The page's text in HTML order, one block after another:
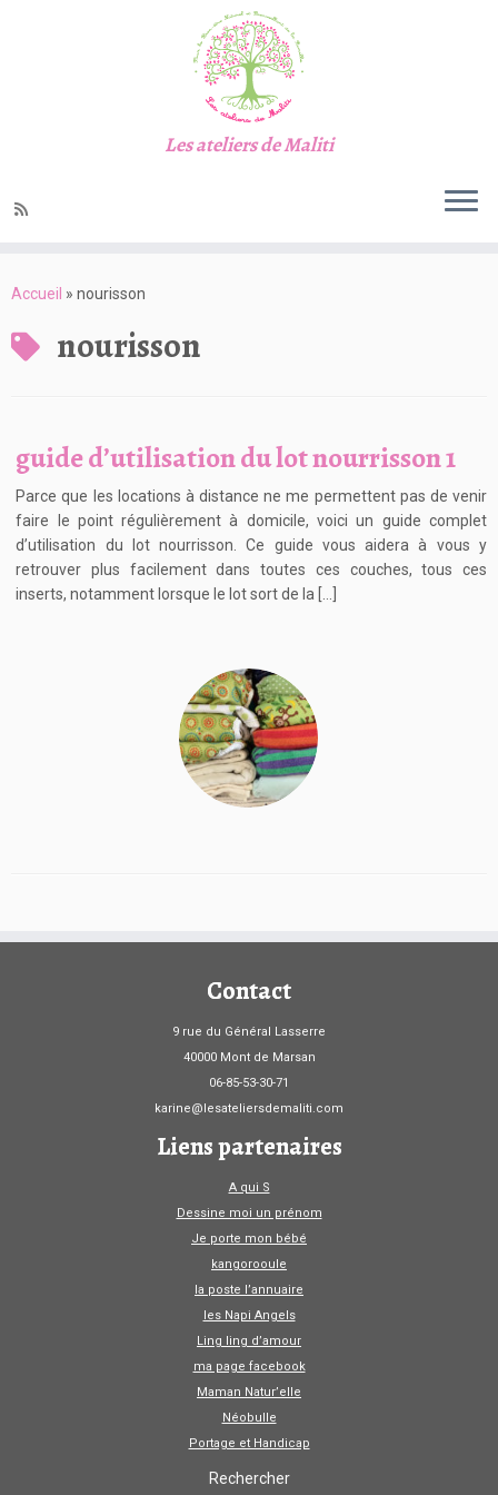
au
Les ateliers de Maliti
Accueil » nourisson
nourisson
guide d’utilisation du lot nourrisson 1
Parce que les locations à distance ne me permettent pas de venir
faire le point régulièrement à domicile, voici un guide complet
d’utilisation du lot nourrisson. Ce guide vous aidera à vous y
retrouver plus facilement dans toutes ces couches, tous ces
inserts, notamment lorsque le lot sort de la […]
Contact
9 rue du Général Lasserre
40000 Mont de Marsan
06-85-53-30-71
karine@lesateliersdemaliti.com
Liens partenaires
A qui S
Dessine moi un prénom
Je porte mon bébé
kangorooule
la poste l’annuaire
les Napi Angels
Ling ling d’amour
ma page facebook
Maman Natur’elle
Néobulle
Portage et Handicap
Rechercher